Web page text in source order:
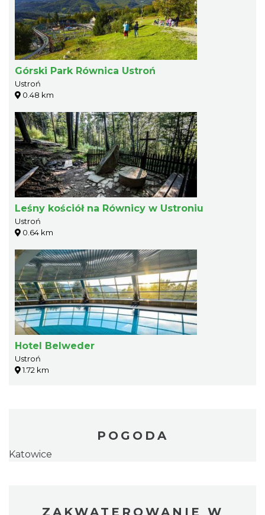
Górski Park Równica Ustroń
Ustroń
0.48 km
Leśny kościół na Równicy w Ustroniu
Ustroń
0.64 km
Hotel Belweder
Ustroń
1.72 km
POGODA
Katowice